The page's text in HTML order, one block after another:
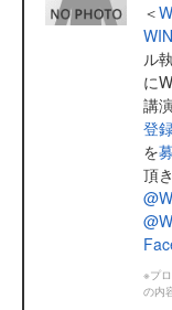
＜
ル
に
講
登
を
頂
※プ
の内